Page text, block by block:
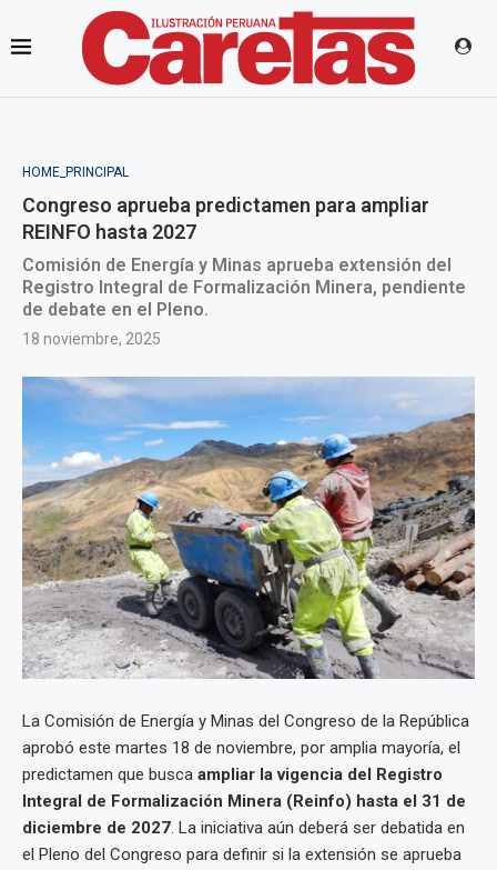
HOME_PRINCIPAL
Congreso aprueba predictamen para ampliar
REINFO hasta 2027
Comisión de Energía y Minas aprueba extensión del
Registro Integral de Formalización Minera, pendiente
de debate en el Pleno.
18 noviembre, 2025
La Comisión de Energía y Minas del Congreso de la República
aprobó este martes 18 de noviembre, por amplia mayoría, el
predictamen que busca ampliar la vigencia del Registro
Integral de Formalización Minera (Reinfo) hasta el 31 de
diciembre de 2027. La iniciativa aún deberá ser debatida en
el Pleno del Congreso para definir si la extensión se aprueba